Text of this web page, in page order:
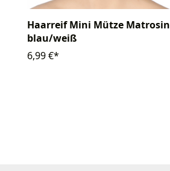
Haarreif Mini Mütze Matrosin
blau/weiß
6,99 €*